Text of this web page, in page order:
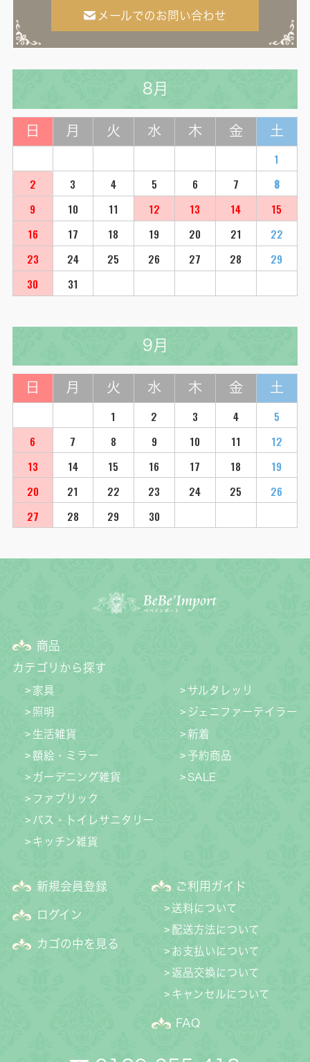
メールでのお問い合わせ
8月
日 月 火 水 木 金 土
1
2
3 4 5 6 7
8
9
10 11 12 13 14
15
16
17 18 19 20 21
22
23
24 25 26 27 28
29
30
31
9月
日 月 火 水 木 金 土
1 2 3 4
5
6
7 8 9 10 11
12
13
14 15 16 17 18
19
20
21 22 23 24 25
26
27
28 29 30
商品
カテゴリから探す
家具
照明
生活雑貨
額絵・ミラー
ガーデニング雑貨
ファブリック
バス・トイレサニタリー
キッチン雑貨
サルタレッリ
ジェニファーテイラー
新着
予約商品
SALE
新規会員登録
ログイン
カゴの中を見る
ご利用ガイド
送料について
配送方法について
お支払いについて
返品交換について
キャンセルについて
FAQ